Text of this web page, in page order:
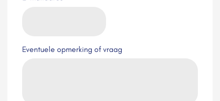
Eventuele opmerking of vraag